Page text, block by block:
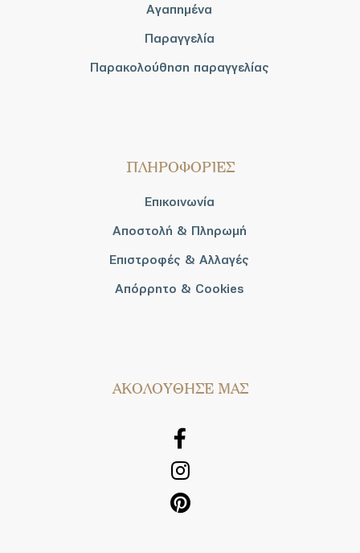
Αγαπημένα
Παραγγελία
Παρακολούθηση παραγγελίας
ΠΛΗΡΟΦΟΡΙΕΣ
Επικοινωνία
Αποστολή & Πληρωμή
Επιστροφές & Αλλαγές
Απόρρητο & Cookies
AΚΟΛΟΥΘΗΣΕ ΜΑΣ